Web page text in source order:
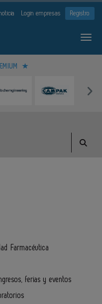
Login empresas Registro
Farmacéutica
ferias y eventos